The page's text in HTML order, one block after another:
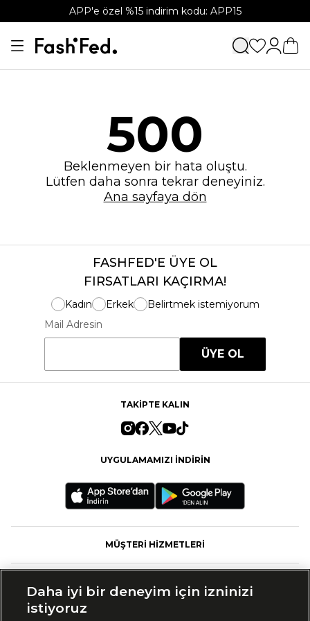
APP'e özel %15 indirim kodu: APP15
500
Beklenmeyen bir hata oluştu.
Lütfen daha sonra tekrar deneyiniz.
Ana sayfaya dön
FASHFED'E ÜYE OL
FIRSATLARI KAÇIRMA!
Kadın Erkek
Belirtmek istemiyorum
Mail Adresin
ÜYE OL
TAKİPTE KALIN
UYGULAMAMIZI İNDİRİN
MÜŞTERİ HİZMETLERİ
Daha iyi bir deneyim için izninizi
istiyoruz